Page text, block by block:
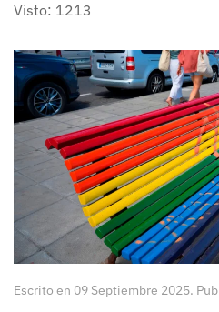
Visto: 1213
Escrito en 09 Septiembre 2025.